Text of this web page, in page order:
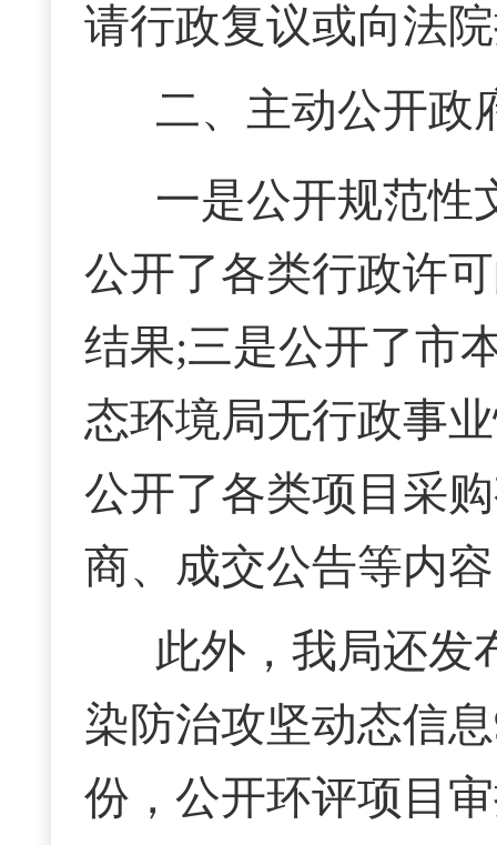
请行政复议或向法
二、主动公开政
一是公开规范性
公开了各类行政许
结果;三是公开了市
态环境局无行政事
公开了各类项目采
商、成交公告等内
此外，我局还发
染防治攻坚动态信
份，公开环评项目